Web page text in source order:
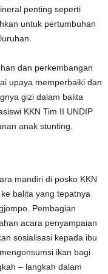
penting seperti
untuk pertumbuhan
dan perkembangan
upaya memperbaiki dan
gizi dalam balita
KKN Tim II UNDIP
anak stunting.
mandiri di posko KKN
balita yang tepatnya
Pembagian
acara penyampaian
sosialisasi kepada ibu
ikan bagi
– langkah dalam